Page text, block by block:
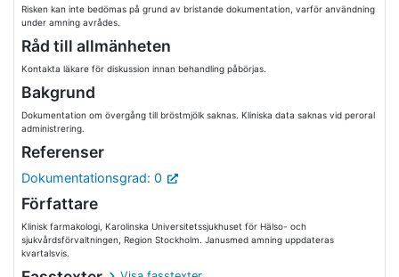
Risken kan inte bedömas på grund av bristande dokumentation, varför användning
under amning avrådes.
Råd till allmänheten
Kontakta läkare för diskussion innan behandling påbörjas.
Bakgrund
Dokumentation om övergång till bröstmjölk saknas. Kliniska data saknas vid peroral
administrering.
Referenser
Dokumentationsgrad: 0
Författare
Klinisk farmakologi, Karolinska Universitetssjukhuset för Hälso- och
sjukvårdsförvaltningen, Region Stockholm. Janusmed amning uppdateras
kvartalsvis.